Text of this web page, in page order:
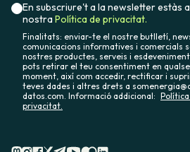
En subscriure't a la newsletter estàs
nostraPolítica de privacitat.
Finalitats: enviar-te el nostre butlletí,
comunicacions informatives i comercials
nostres productes, serveis i
pots retirar el teu consentiment en
moment, així com accedir, rectificar i
teves dades i altres drets a
datos.com. Informació addicional:
privacitat.